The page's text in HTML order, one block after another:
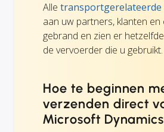
Alle transportgerelateerde
aan uw partners, klanten en
gebrand en zien er
de vervoerder die u gebruikt.
Hoe te beginnen
verzenden direct
Microsoft